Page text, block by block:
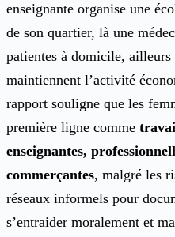
enseignante organise une
de son quartier, là une
patientes à domicile, ailleurs
maintiennent l’activité
rapport souligne que les
première ligne comme
enseignantes,
commerçantes, malgré les
réseaux informels pour
s’entraider moralement et